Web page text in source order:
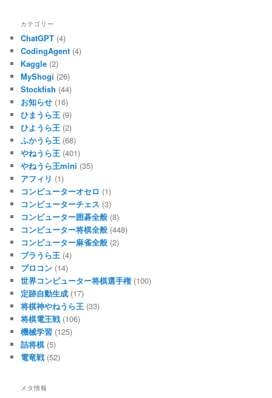
カテゴリー
ChatGPT (4)
CodingAgent (4)
Kaggle (2)
MyShogi (26)
Stockfish (44)
お知らせ (16)
ひまうら王 (9)
ひようら王 (2)
ふかうら王 (68)
やねうら王 (401)
やねうら王mini (35)
アフィリ (1)
コンピューターオセロ (1)
コンピューターチェス (3)
コンピューター囲碁全般 (8)
コンピューター将棋全般 (448)
コンピューター麻雀全般 (2)
ブラうら王 (4)
プロコン (14)
世界コンピューター将棋選手権(100)
定跡自動生成 (17)
将棋神やねうら王 (33)
将棋電王戦 (106)
機械学習 (125)
詰将棋 (5)
電竜戦 (52)
メタ情報